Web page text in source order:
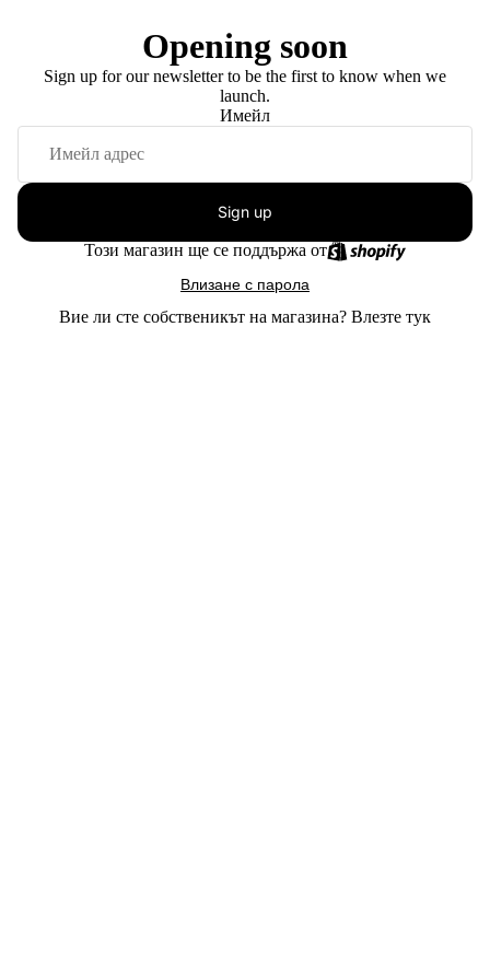
Opening soon
Sign up for our newsletter to be the first to know when we
launch.
Имейл
Sign up
Този магазин ще се поддържа от
Влизане с парола
Вие ли сте собственикът на магазина? Влезте тук